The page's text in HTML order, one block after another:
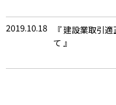
2019.06.21 『 2019年度事
2019.10.18
『 建設業取引
て 』